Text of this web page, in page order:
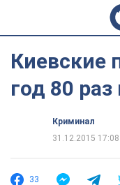
Киевские
год 80
Криминал
31.12.2015 17:08
33